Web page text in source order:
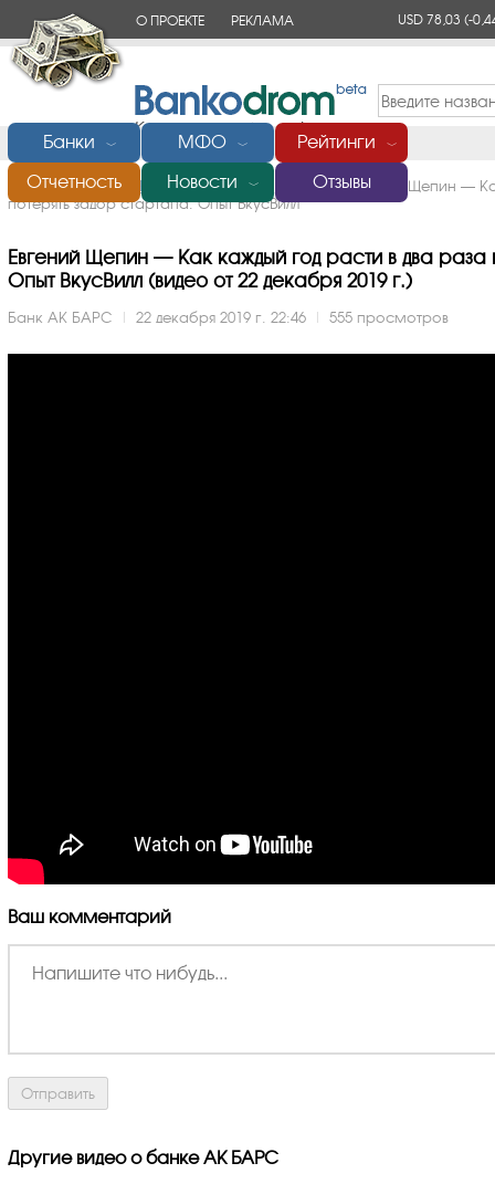
О ПРОЕКТЕ РЕКЛАМА USD 78,03(-
Банки ﹀ МФО ﹀ Рейтинги ﹀
Отчетность Новости ﹀ Отзывы
Главная/Банки России/АК БАРС Видео/Евгений Щепин —
потерять задор стартапа. Опыт ВкусВилл
Евгений Щепин — Как каждый год расти в два раза
Опыт ВкусВилл (видео от 22 декабря 2019 г.)
Банк АК БАРС | 22 декабря 2019 г. 22:46 | 555 просмотров
Ваш комментарий
Другие видео о банке АК БАРС